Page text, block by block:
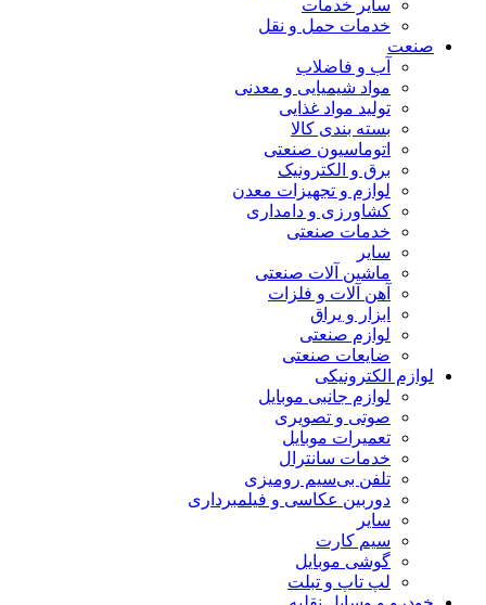
سایر خدمات
خدمات حمل و نقل
صنعت
آب و فاضلاب
مواد شیمیایی و معدنی
تولید مواد غذایی
بسته بندی کالا
اتوماسیون صنعتی
برق و الکترونیک
لوازم و تجهیزات معدن
کشاورزی و دامداری
خدمات صنعتی
سایر
ماشین آلات صنعتی
آهن آلات و فلزات
ابزار و یراق
لوازم صنعتی
ضایعات صنعتی
لوازم الکترونیکی
لوازم جانبی موبایل
صوتی و تصویری
تعمیرات موبایل
خدمات سانترال
تلفن بی‌سیم رومیزی
دوربین عکاسی و فیلمبرداری
سایر
سیم کارت
گوشی موبایل
لپ تاپ و تبلت